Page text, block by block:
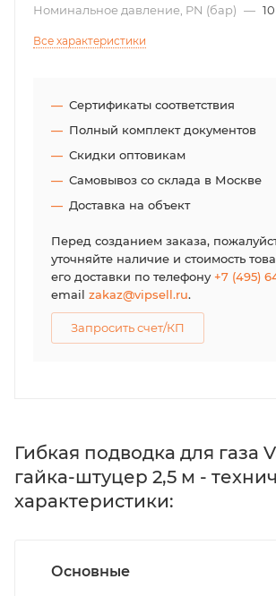
Номинальное давление, PN (бар) — 10
Все характеристики
Сертификаты соответствия
Полный комплект документов
Скидки оптовикам
Самовывоз со склада в Москве
Доставка на объект
Перед созданием заказа,
уточняйте наличие и стоимость
его доставки по телефону+7 (495)
email zakaz@vipsell.ru.
Запросить счет/КП
Гибкая подводка для газа
гайка-штуцер 2,5 м -
характеристики:
Основные